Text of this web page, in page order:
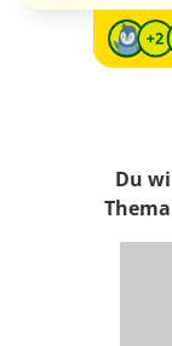
Du